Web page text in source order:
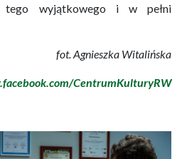
tego wyjątkowego i w pełni
fot. Agnieszka Witalińska
CentrumKulturyRW